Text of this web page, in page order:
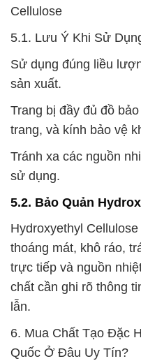
Cellulose
5.1. Lưu Ý Khi Sử
Sử dụng đúng liều
sản xuất.
Trang bị đầy đủ đồ
trang, và kính bảo vệ
Tránh xa các nguồn
sử dụng.
5.2. Bảo Quản
Hydroxyethyl
thoáng mát, khô ráo,
trực tiếp và nguồn
chất cần ghi rõ thông
lẫn.
6. Mua Chất Tạo Đặc
Quốc Ở Đâu Uy Tín?